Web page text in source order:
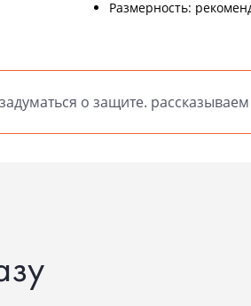
Размерность:
о защите.